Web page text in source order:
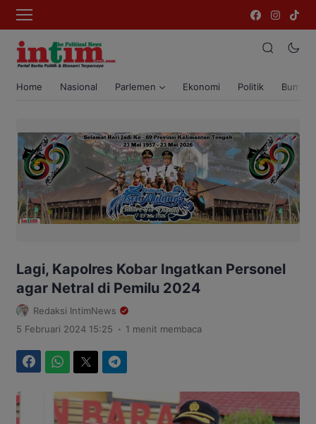
Home Nasional Parlemen Ekonomi Politik Bumi
Lagi, Kapolres Kobar Ingatkan Personel
agar Netral di Pemilu 2024
Redaksi IntimNews
5 Februari 2024 15:25 . 1 menit membaca